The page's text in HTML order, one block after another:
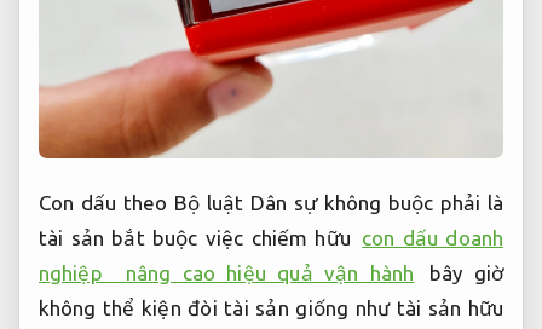
Con dấu theo Bộ luật Dân sự không buộc phải là
tài sản bắt buộc việc chiếm hữu con dấu doanh
nghiệp nâng cao hiệu quả vận hành
bây giờ
không thể kiện đòi tài sản giống như tài sản hữu